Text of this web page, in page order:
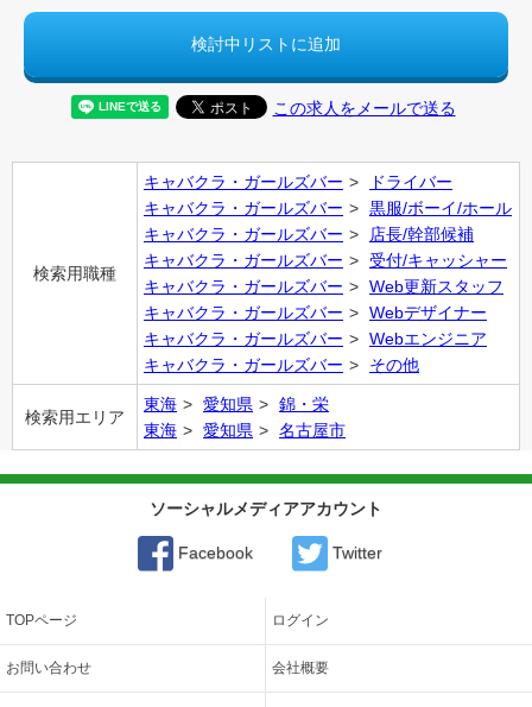
検討中リストに追加
この求人をメールで送る
検索用職種
キャバクラ・ガールズバー
ドライバー
キャバクラ・ガールズバー
黒服/ボーイ/ホール
キャバクラ・ガールズバー
店長/幹部候補
キャバクラ・ガールズバー
受付/キャッシャー
キャバクラ・ガールズバー
Web更新スタッフ
キャバクラ・ガールズバー
Webデザイナー
キャバクラ・ガールズバー
Webエンジニア
キャバクラ・ガールズバー
その他
検索用エリア
東海 愛知県
錦・栄
東海
愛知県 名古屋市
ソーシャルメディアアカウント
Facebook Twitter
TOPページ ログイン
お問い合わせ 会社概要